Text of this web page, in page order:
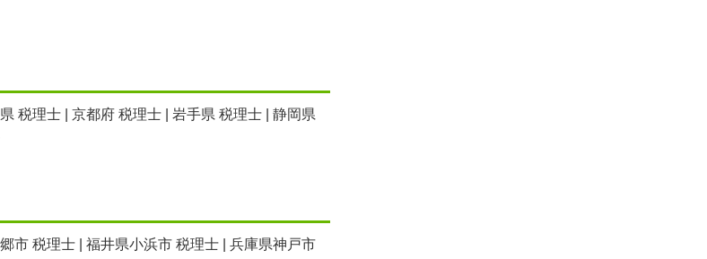
税理士 京都府 税理士 岩手県 税理士
静岡県
市 税理士 福井県小浜市 税理士
兵庫県神戸市